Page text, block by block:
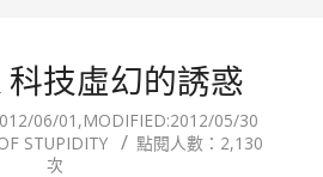
技虛幻的誘惑
06/01 ,MODIFIED:2012/05/30
STUPIDITY
點閱人數：2,130
次